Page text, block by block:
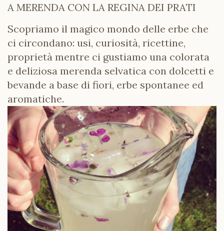
A MERENDA CON LA REGINA DEI PRATI
Scopriamo il magico mondo delle erbe che
ci circondano: usi, curiosità, ricettine,
proprietà mentre ci gustiamo una colorata
e deliziosa merenda selvatica con dolcetti e
bevande a base di fiori, erbe spontanee ed
aromatiche.